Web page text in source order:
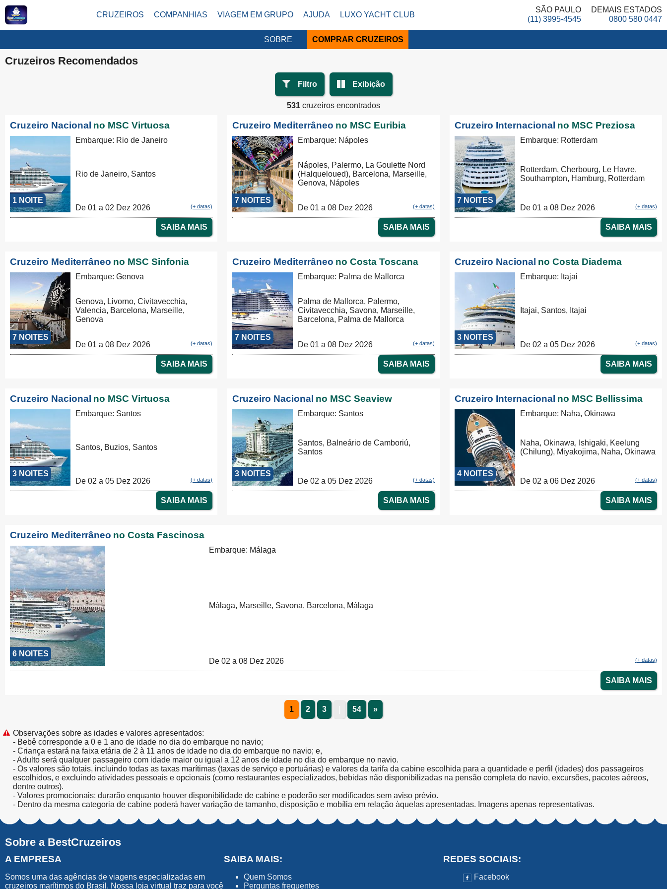
DEMAIS ESTADOS
0800 580 0447
SÃO PAULO
(11) 3995-4545
CRUZEIROS COMPANHIAS VIAGEM EM GRUPO AJUDA LUXO YACHT CLUB
SOBRE COMPRAR CRUZEIROS
Cruzeiros Recomendados
Filtro Exibição
531 cruzeiros encontrados
Cruzeiro Nacional no MSC Virtuosa
1 NOITE
Embarque: Rio de Janeiro
Rio de Janeiro, Santos
De 01 a 02 Dez 2026 (+ datas)
SAIBA MAIS
Cruzeiro Mediterrâneo no MSC Euribia
7 NOITES
Embarque: Nápoles
Nápoles, Palermo, La Goulette Nord
(Halqueloued), Barcelona, Marseille,
Genova, Nápoles
De 01 a 08 Dez 2026 (+ datas)
SAIBA MAIS
Cruzeiro Internacional no MSC Preziosa
7 NOITES
Embarque: Rotterdam
Rotterdam, Cherbourg, Le Havre,
Southampton, Hamburg, Rotterdam
De 01 a 08 Dez 2026 (+ datas)
SAIBA MAIS
Cruzeiro Mediterrâneo no MSC Sinfonia
7 NOITES
Embarque: Genova
Genova, Livorno, Civitavecchia,
Valencia, Barcelona, Marseille,
Genova
De 01 a 08 Dez 2026 (+ datas)
SAIBA MAIS
Cruzeiro Mediterrâneo no Costa Toscana
7 NOITES
Embarque: Palma de Mallorca
Palma de Mallorca, Palermo,
Civitavecchia, Savona, Marseille,
Barcelona, Palma de Mallorca
De 01 a 08 Dez 2026 (+ datas)
SAIBA MAIS
Cruzeiro Nacional no Costa Diadema
3 NOITES
Embarque: Itajai
Itajai, Santos, Itajai
De 02 a 05 Dez 2026 (+ datas)
SAIBA MAIS
Cruzeiro Nacional no MSC Virtuosa
3 NOITES
Embarque: Santos
Santos, Buzios, Santos
De 02 a 05 Dez 2026 (+ datas)
SAIBA MAIS
Cruzeiro Nacional no MSC Seaview
3 NOITES
Embarque: Santos
Santos, Balneário de Camboriú,
Santos
De 02 a 05 Dez 2026 (+ datas)
SAIBA MAIS
Cruzeiro Internacional no MSC Bellissima
4 NOITES
Embarque: Naha, Okinawa
Naha, Okinawa, Ishigaki, Keelung
(Chilung), Miyakojima, Naha, Okinawa
De 02 a 06 Dez 2026 (+ datas)
SAIBA MAIS
Cruzeiro Mediterrâneo no Costa Fascinosa
6 NOITES
Embarque: Málaga
Málaga, Marseille, Savona, Barcelona, Málaga
De 02 a 08 Dez 2026 (+ datas)
SAIBA MAIS
1 2 3 54 »
Observações sobre as idades e valores apresentados:
- Bebê corresponde a 0 e 1 ano de idade no dia do embarque no navio;
- Criança estará na faixa etária de 2 à 11 anos de idade no dia do embarque no navio; e,
- Adulto será qualquer passageiro com idade maior ou igual a 12 anos de idade no dia do embarque no navio.
- Os valores são totais, incluindo todas as taxas marítimas (taxas de serviço e portuárias) e valores da tarifa da cabine escolhida para a quantidade e perfil (idades) dos passageiros
escolhidos, e excluindo atividades pessoais e opcionais (como restaurantes especializados, bebidas não disponibilizadas na pensão completa do navio, excursões, pacotes aéreos,
dentre outros).
- Valores promocionais: durarão enquanto houver disponibilidade de cabine e poderão ser modificados sem aviso prévio.
- Dentro da mesma categoria de cabine poderá haver variação de tamanho, disposição e mobília em relação àquelas apresentadas. Imagens apenas representativas.
Sobre a BestCruzeiros
A EMPRESA
Somos uma das agências de viagens especializadas em
cruzeiros marítimos do Brasil. Nossa loja virtual traz para você
SAIBA MAIS:
Quem Somos
Perguntas frequentes
REDES SOCIAIS:
Facebook